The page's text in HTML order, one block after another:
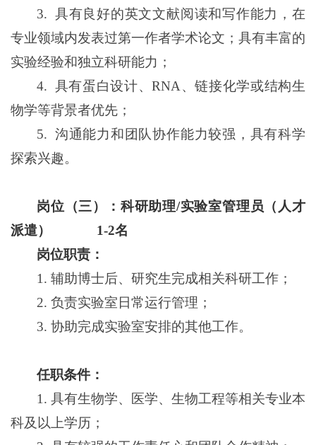
3. 具有良好的英文文献阅读和写作能力，在
专业领域内发表过第一作者学术论文；具有丰富的
实验经验和独立科研能力；
4. 具有蛋白设计、RNA 、链接化学或结构生
物学等背景者优先；
5. 沟通能力和团队协作能力较强，具有科学
探索兴趣。
岗位（三）：科研助理/实验室管理员（人才
派遣） 1-2名
岗位职责：
1. 辅助博士后、研究生完成相关科研工作；
2. 负责实验室日常运行管理；
3. 协助完成实验室安排的其他工作。
任职条件：
1. 具有生物学、医学、生物工程等相关专业本
科及以上学历；